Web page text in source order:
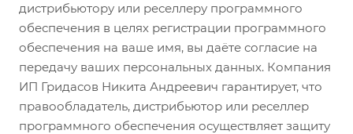
дистрибьютору или реселлеру программного
обеспечения в целях регистрации программного
обеспечения на ваше имя, вы даёте согласие на
передачу ваших персональных данных. Компания
ИП Гридасов Никита Андреевич гарантирует, что
правообладатель, дистрибьютор или реселлер
программного обеспечения осуществляет защиту